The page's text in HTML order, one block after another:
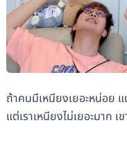
ถ้าคนมีเหนียงเยอะหน่อย
แต่เราเหนียงไม่เยอะมาก